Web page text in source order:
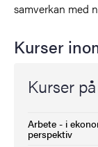
samverkan med
Kurser
Kurser
Arbete - i
perspektiv